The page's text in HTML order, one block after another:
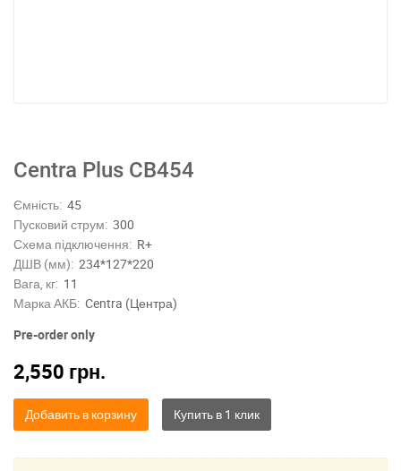
Centra Plus CB454
Ємність: 45
Пусковий струм: 300
Схема підключення: R+
ДШВ (мм): 234*127*220
Вага, кг: 11
Марка АКБ: Centra (Центра)
Pre-order only
2,550 грн.
Добавить в корзину